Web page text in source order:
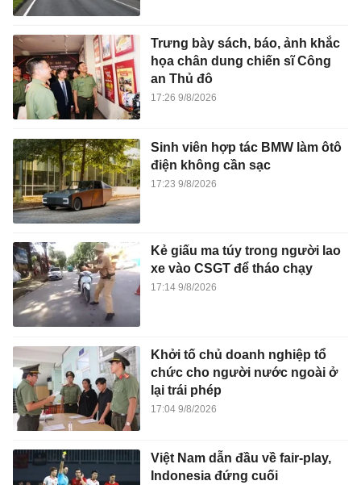
Trưng bày sách, báo, ảnh khắc
họa chân dung chiến sĩ Công
an Thủ đô
17:26 9/8/2026
Sinh viên hợp tác BMW làm ôtô
điện không cần sạc
17:23 9/8/2026
Kẻ giấu ma túy trong người lao
xe vào CSGT để tháo chạy
17:14 9/8/2026
Khởi tố chủ doanh nghiệp tổ
chức cho người nước ngoài ở
lại trái phép
17:04 9/8/2026
Việt Nam dẫn đầu về fair-play,
Indonesia đứng cuối